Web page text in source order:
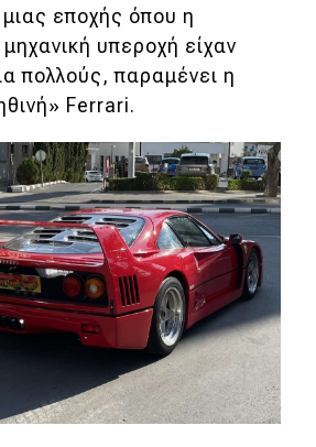
εποχής όπου η
υπεροχή είχαν
πολλούς, παραμένει η
Ferrari.